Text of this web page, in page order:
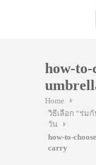
how-to-
Home
วิธีเลือก “ร่ม
วัน
how-to-
carry